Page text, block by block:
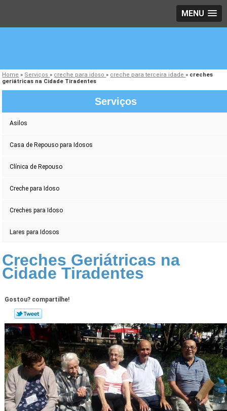
MENU
Home » Serviços» creche para idoso» creche para terceira idade» creches
geriátricas na Cidade Tiradentes
Serviços
Asilos
Casa de Repouso para Idosos
Clínica de Repouso
Creche para Idoso
Creches para Idoso
Lares para Idosos
Creches Geriátricas na
Cidade Tiradentes
Gostou? compartilhe!